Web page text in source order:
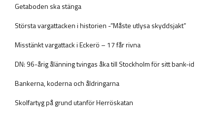
Getaboden ska stänga
Största vargattacken i historien -”Måste utlysa skyddsjakt”
Misstänkt vargattack i Eckerö – 17 får rivna
DN: 96-årig ålänning tvingas åka till Stockholm för sitt bank-id
Bankerna, koderna och åldringarna
Skolfartyg på grund utanför Herröskatan